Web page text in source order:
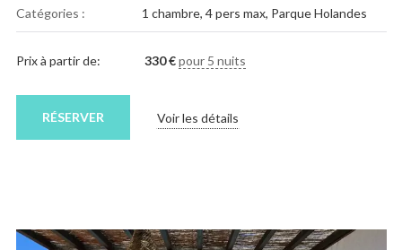
Catégories : 1 chambre, 4 pers max, Parque Holandes
Prix à partir de: 330€ pour 5 nuits
Voir les détails
RÉSERVER